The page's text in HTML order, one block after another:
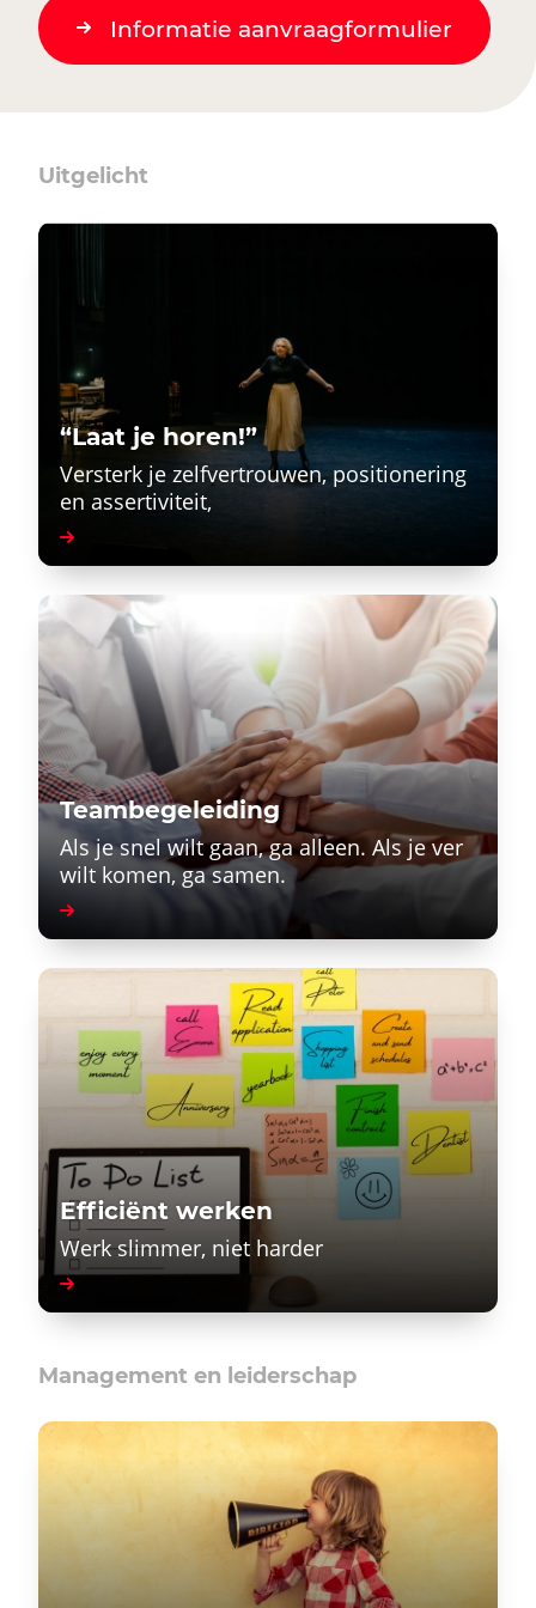
Informatie aanvraagformulier
Uitgelicht
“Laat je horen!”
Versterk je zelfvertrouwen, positionering
en assertiviteit,
Teambegeleiding
Als je snel wilt gaan, ga alleen. Als je ver
wilt komen, ga samen.
Efficiënt werken
Werk slimmer, niet harder
Management en leiderschap